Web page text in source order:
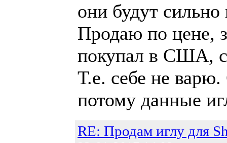
они будут
Продаю по цене,
покупал в США, с
Т.е. себе не
потому данные
RE: Продам иглу для